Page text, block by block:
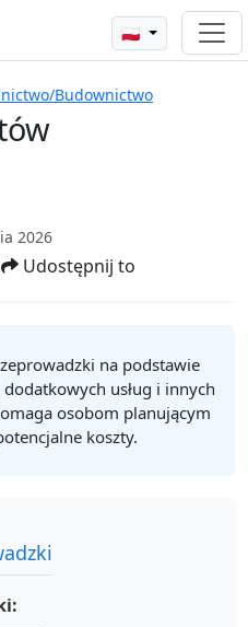
🇵🇱
Budownictwo
2026
Udostępnij to
na podstawie
usług i innych
osobom planującym
koszty.